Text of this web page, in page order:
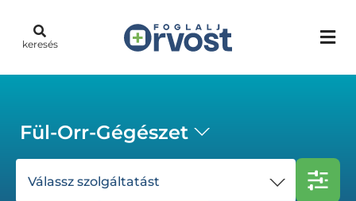
keresés
Fül-Orr-Gégészet
Válassz szolgáltatást